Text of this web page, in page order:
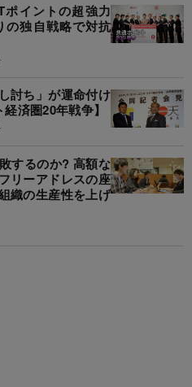
イントの超強力
の独自戦略で対抗
討ち」が運命付け
済圏20年戦争】
するのか? 高額な
リーアドレスの座
織の生産性を上げ